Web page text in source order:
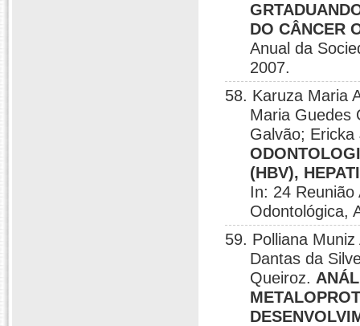
DO CÂNCER
Anual da
2007.
58. Karuza Maria
Maria Guedes
Galvão;
(HBV),
In: 24 Reunião
Odontológica,
59. Polliana
Dantas da
Queiroz.